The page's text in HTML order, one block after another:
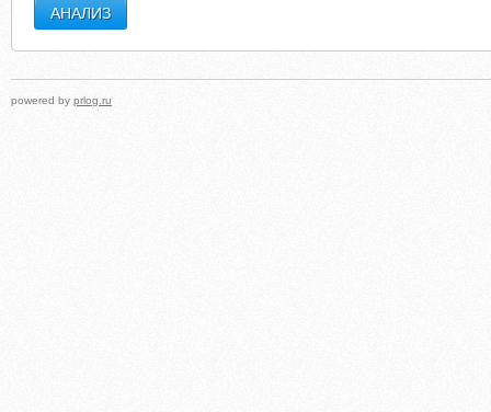
powered by prlog.ru